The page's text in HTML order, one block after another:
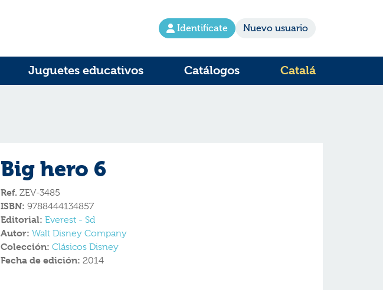
Identifícate Nuevo usuario
Juguetes educativos Catálogos Catalá
Big hero 6
Ref. ZEV-3485
ISBN: 9788444134857
Editorial: Everest - Sd
Autor: Walt Disney Company
Colección: Clásicos Disney
Fecha de edición: 2014